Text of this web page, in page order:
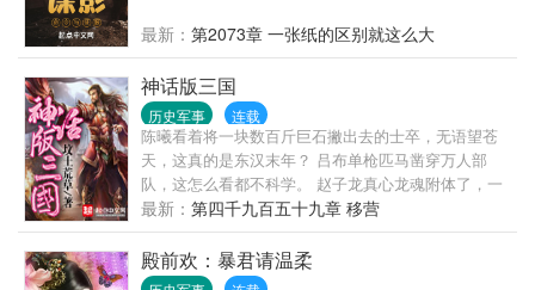
最新： 第2073章 一张纸的区别就这么大
神话版三国
历史军事 连载
陈曦看着将一块数百斤巨石撇出去的士卒，无语望苍
天，这真的是东汉末年？ 吕布单枪匹马凿穿万人部
队，这怎么看都不科学。 赵子龙真心龙魂附体了，一
剑断山，这真的是人？ 典韦单人护着曹操杀出敌营，
顺手宰了对面数千步骑，这战斗力爆表了吧！ 这是不
是哪里有些不对啊，陈曦顺手摸了一把鹅毛扇挥了一
下，狂风大作，叹了一口气，“这是神话吧，我自己都
最新： 第四千九百五十九章 移营
殿前欢：暴君请温柔